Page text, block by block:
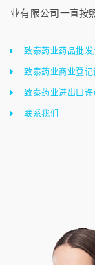
业有限公司一直按
致泰药业药品批发
致泰药业商业登记
致泰药业进出口许
联系我们